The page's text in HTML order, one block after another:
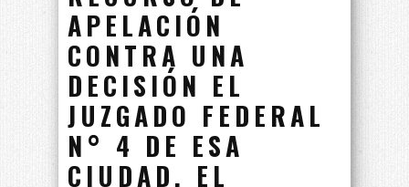
APELACIÓN
CONTRA UNA
DECISIÓN EL
JUZGADO FEDERAL
N° 4 DE ESA
CIUDAD. EL